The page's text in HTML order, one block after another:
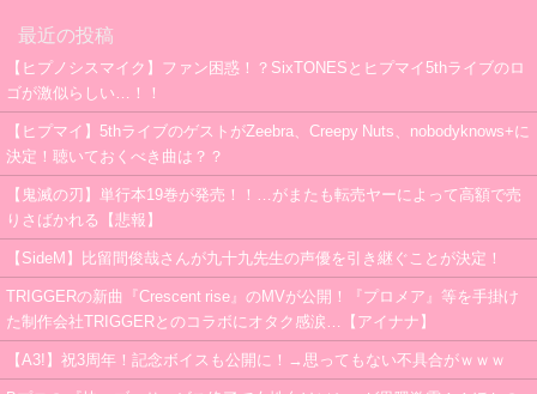
最近の投稿
【ヒプノシスマイク】ファン困惑！？SixTONESとヒプマイ5thライブのロ
ゴが激似らしい…！！
【ヒプマイ】5thライブのゲストがZeebra、Creepy Nuts、nobodyknows+に
決定！聴いておくべき曲は？？
【鬼滅の刃】単行本19巻が発売！！…がまたも転売ヤーによって高額で売
りさばかれる【悲報】
【SideM】比留間俊哉さんが九十九先生の声優を引き継ぐことが決定！
TRIGGERの新曲『Crescent rise』のMVが公開！『プロメア』等を手掛け
た制作会社TRIGGERとのコラボにオタク感涙…【アイナナ】
【A3!】祝3周年！記念ボイスも公開に！→思ってもない不具合がｗｗｗ